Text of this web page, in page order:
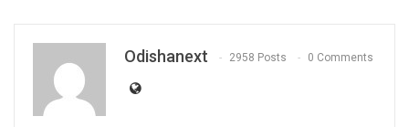
Odishanext 2958 Posts 0 Comments